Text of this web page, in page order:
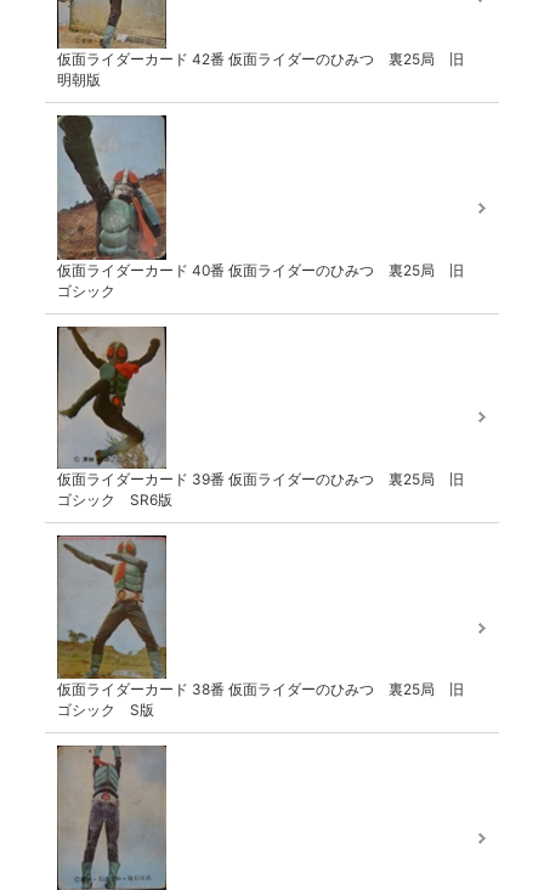
仮面ライダーカード 42番 仮面ライダーのひみつ 裏25局 旧
明朝版
仮面ライダーカード 40番 仮面ライダーのひみつ 裏25局 旧
ゴシック
仮面ライダーカード 39番 仮面ライダーのひみつ 裏25局 旧
ゴシック SR6版
仮面ライダーカード 38番 仮面ライダーのひみつ 裏25局 旧
ゴシック S版